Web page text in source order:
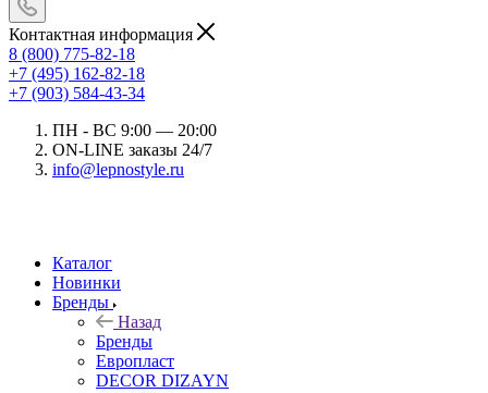
Контактная информация
8 (800) 775-82-18
+7 (495) 162-82-18
+7 (903) 584-43-34
ПН - ВС 9:00 — 20:00
ON-LINE заказы 24/7
info@lepnostyle.ru
Каталог
Новинки
Бренды
Назад
Бренды
Европласт
DECOR DIZAYN